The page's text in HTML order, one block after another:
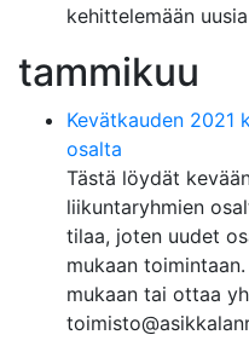
kehittelemään
tammikuu
Kevätkauden 2021
osalta
Tästä löydät
liikuntaryhmien
tilaa, joten uudet
mukaan
mukaan tai ottaa